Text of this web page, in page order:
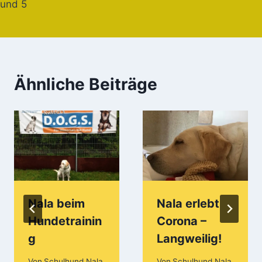
und 5
Ähnliche Beiträge
Nala beim
Hundetrainin
g
Nala erlebt
Corona –
Langweilig!